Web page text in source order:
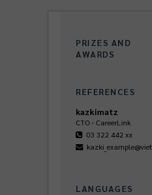
PRIZES AND
AWARDS
REFERENCES
kazkimatz
CTO - CareerLink
03 322 442 xx
LANGUAGES